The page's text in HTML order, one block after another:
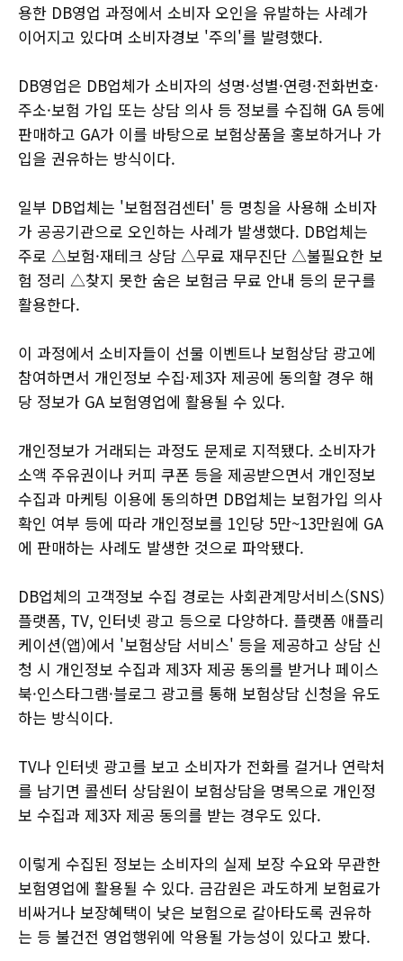
용한 DB영업 과정에서 소비자 오인을 유발하는 사례가
이어지고 있다며 소비자경보 '주의'를 발령했다.
DB영업은 DB업체가 소비자의 성명·성별·연령·전화번호·
주소·보험 가입 또는 상담 의사 등 정보를 수집해 GA 등에
판매하고 GA가 이를 바탕으로 보험상품을 홍보하거나 가
입을 권유하는 방식이다.
일부 DB업체는 '보험점검센터' 등 명칭을 사용해 소비자
가 공공기관으로 오인하는 사례가 발생했다. DB업체는
주로 △보험·재테크 상담 △무료 재무진단 △불필요한 보
험 정리 △찾지 못한 숨은 보험금 무료 안내 등의 문구를
활용한다.
이 과정에서 소비자들이 선물 이벤트나 보험상담 광고에
참여하면서 개인정보 수집·제3자 제공에 동의할 경우 해
당 정보가 GA 보험영업에 활용될 수 있다.
개인정보가 거래되는 과정도 문제로 지적됐다. 소비자가
소액 주유권이나 커피 쿠폰 등을 제공받으면서 개인정보
수집과 마케팅 이용에 동의하면 DB업체는 보험가입 의사
확인 여부 등에 따라 개인정보를 1인당 5만~13만원에 GA
에 판매하는 사례도 발생한 것으로 파악됐다.
DB업체의 고객정보 수집 경로는 사회관계망서비스(SNS)
플랫폼, TV, 인터넷 광고 등으로 다양하다. 플랫폼 애플리
케이션(앱)에서 '보험상담 서비스' 등을 제공하고 상담 신
청 시 개인정보 수집과 제3자 제공 동의를 받거나 페이스
북·인스타그램·블로그 광고를 통해 보험상담 신청을 유도
하는 방식이다.
TV나 인터넷 광고를 보고 소비자가 전화를 걸거나 연락처
를 남기면 콜센터 상담원이 보험상담을 명목으로 개인정
보 수집과 제3자 제공 동의를 받는 경우도 있다.
이렇게 수집된 정보는 소비자의 실제 보장 수요와 무관한
보험영업에 활용될 수 있다. 금감원은 과도하게 보험료가
비싸거나 보장혜택이 낮은 보험으로 갈아타도록 권유하
는 등 불건전 영업행위에 악용될 가능성이 있다고 봤다.